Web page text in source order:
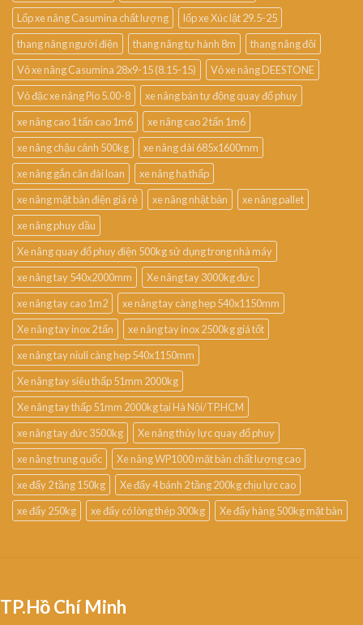
Lốp xe nâng Casumina chất lượng
lốp xe Xúc lật 29.5-25
thang nâng người điện
thang nâng tự hành 8m
thang nâng đôi
Vỏ xe nâng Casumina 28x9-15 (8.15-15)
Vỏ xe nâng DEESTONE
Vỏ đặc xe nâng Pio 5.00-8
xe nâng bán tự động quay đổ phuy
xe nâng cao 1 tấn cao 1m6
xe nâng cao 2 tấn 1m6
xe nâng chậu cảnh 500kg
xe nâng dài 685x1600mm
xe nâng gắn cân đài loan
xe nâng hạ thấp
xe nâng mặt bàn điện giá rẻ
xe nâng nhật bản
xe nâng pallet
xe nâng phuy dầu
Xe nâng quay đổ phuy điện 500kg sử dụng trong nhà máy
xe nâng tay 540x2000mm
Xe nâng tay 3000kg đức
xe nâng tay cao 1m2
xe nâng tay càng hẹp 540x1150mm
Xe nâng tay inox 2 tấn
xe nâng tay inox 2500kg giá tốt
xe nâng tay niuli càng hẹp 540x1150mm
Xe nâng tay siêu thấp 51mm 2000kg
Xe nâng tay thấp 51mm 2000kg tại Hà Nội/TP.HCM
xe nâng tay đức 3500kg
Xe nâng thủy lực quay đổ phuy
xe nâng trung quốc
Xe nâng WP1000 mặt bàn chất lượng cao
xe đẩy 2 tầng 150kg
Xe đẩy 4 bánh 2 tầng 200kg chịu lực cao
xe đẩy 250kg
xe đẩy có lòng thép 300kg Xe đẩy hàng 500kg mặt bàn
TP.Hồ Chí Minh